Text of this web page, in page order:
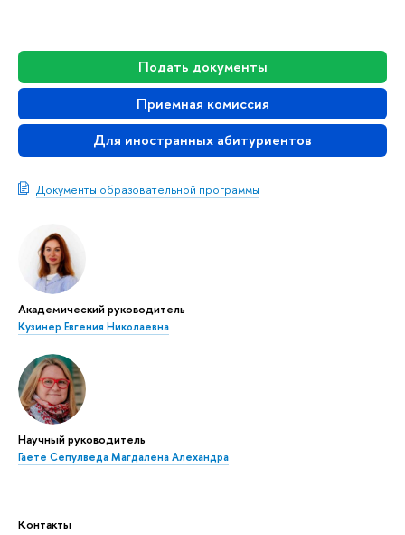
Подать документы
Приемная комиссия
Для иностранных абитуриентов
Документы образовательной программы
Академический руководитель
Кузинер Евгения Николаевна
Научный руководитель
Гаете Сепулведа Магдалена Алехандра
Контакты